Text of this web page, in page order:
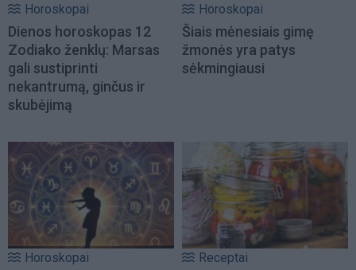
Horoskopai
Dienos horoskopas 12
Zodiako ženklų: Marsas
gali sustiprinti
nekantrumą, ginčus ir
skubėjimą
Horoskopai
Šiais mėnesiais gimę
žmonės yra patys
sėkmingiausi
Horoskopai Receptai